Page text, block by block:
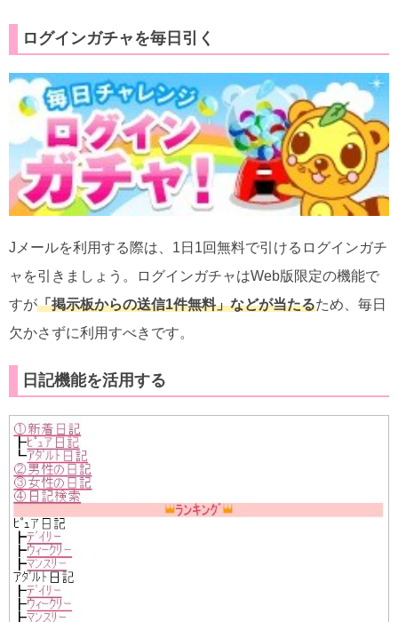
ログインガチャを毎日引く
Jメールを利用する際は、1日1回無料で引けるログインガチ
ャを引きましょう。ログインガチャはWeb版限定の機能で
すが「掲示板からの送信1件無料」などが当たるため、毎日
欠かさずに利用すべきです。
日記機能を活用する